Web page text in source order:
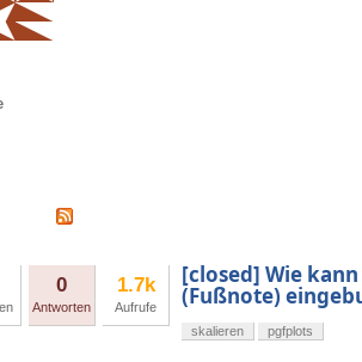
0
Antworten
1.7k
Aufrufe
[closed] Wie
(Fußnote)
skalieren pgfplots